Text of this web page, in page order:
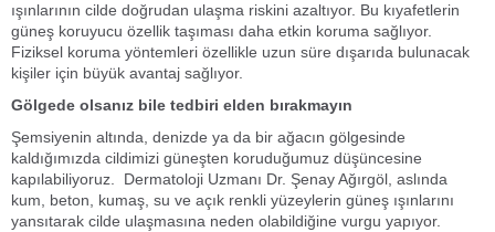
ışınlarının cilde doğrudan ulaşma riskini azaltıyor. Bu kıyafetlerin
güneş koruyucu özellik taşıması daha etkin koruma sağlıyor.
Fiziksel koruma yöntemleri özellikle uzun süre dışarıda bulunacak
kişiler için büyük avantaj sağlıyor.
Gölgede olsanız bile tedbiri elden bırakmayın
Şemsiyenin altında, denizde ya da bir ağacın gölgesinde
kaldığımızda cildimizi güneşten koruduğumuz düşüncesine
kapılabiliyoruz. Dermatoloji Uzmanı Dr. Şenay Ağırgöl, aslında
kum, beton, kumaş, su ve açık renkli yüzeylerin güneş ışınlarını
yansıtarak cilde ulaşmasına neden olabildiğine vurgu yapıyor.